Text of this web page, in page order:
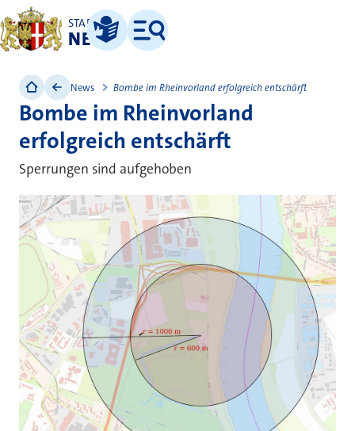
STADT
NEUSS
Leichte Sprache
Menü
News Bombe im Rheinvorland erfolgreich entschärft
Bombe im Rheinvorland
erfolgreich entschärft
Sperrungen sind aufgehoben